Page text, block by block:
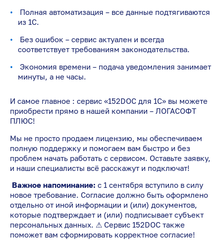
Полная автоматизация – все данные подтягиваются
из 1С.
Без ошибок – сервис актуален и всегда
соответствует требованиям законодательства.
Экономия времени – подача уведомления занимает
минуты, а не часы.
И самое главное : сервис «152DOC для 1С» вы можете
приобрести прямо в нашей компании – ЛОГАСОФТ
ПЛЮС!
Мы не просто продаем лицензию, мы обеспечиваем
полную поддержку и помогаем вам быстро и без
проблем начать работать с сервисом. Оставьте заявку,
и наши специалисты всё расскажут и подключат!
Важное напоминание: с 1 сентября вступило в силу
новое требование. Согласие должно быть оформлено
отдельно от иной информации и (или) документов,
которые подтверждает и (или) подписывает субъект
персональных данных. ⚠ Сервис 152DOC также
поможет вам сформировать корректное согласие!